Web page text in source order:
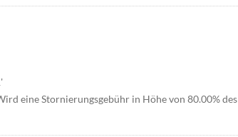
eine Stornierungsgebühr in Höhe von 80.00% des